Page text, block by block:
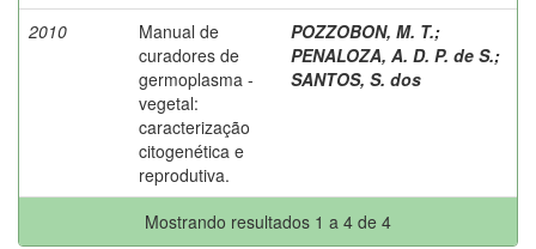
2010
Manual de
curadores de
germoplasma -
vegetal:
caracterização
citogenética e
reprodutiva.
POZZOBON, M. T.;
PENALOZA, A. D. P. de S.;
SANTOS, S. dos
Mostrando resultados 1 a 4 de 4